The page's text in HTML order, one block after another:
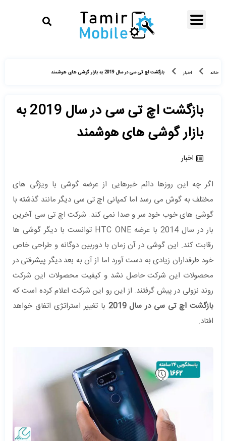
خانه اخبار بازگشت اچ تی سی در سال 2019 به بازار گوشی های هوشمند
بازگشت اچ تی سی در سال 2019 به
بازار گوشی های هوشمند
اخبار
اگر چه این روزها دائم خبرهایی از عرضه گوشی با ویژگی های
مختلف به گوش می رسد اما کمپانی اچ تی سی دیگر مانند گذشته با
گوشی های خوب خود سر و صدا نمی کند. شرکت اچ تی سی آخرین
بار در سال 2014 با عرضه HTC ONE توانست با دیگر گوشی ها
رقابت کند. این گوشی در آن زمان با دوربین دوگانه و طراحی خاص
خود طرفداران زیادی به دست آورد اما از آن به بعد دیگر پیشرفتی در
محصولات این شرکت حاصل نشد و کیفیت محصولات این شرکت
روند نزولی در پیش گرفتند. از این رو این شرکت اعلام کرده است که
بازگشت اچ تی سی در سال 2019
با تغییر استراتژی اتفاق خواهد
افتاد.